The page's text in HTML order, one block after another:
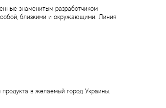
знаменитым разработчиком
близкими и окружающими. Линия
в желаемый город Украины.